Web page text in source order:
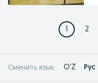
1 2
Сменить язык: O'Z Рус